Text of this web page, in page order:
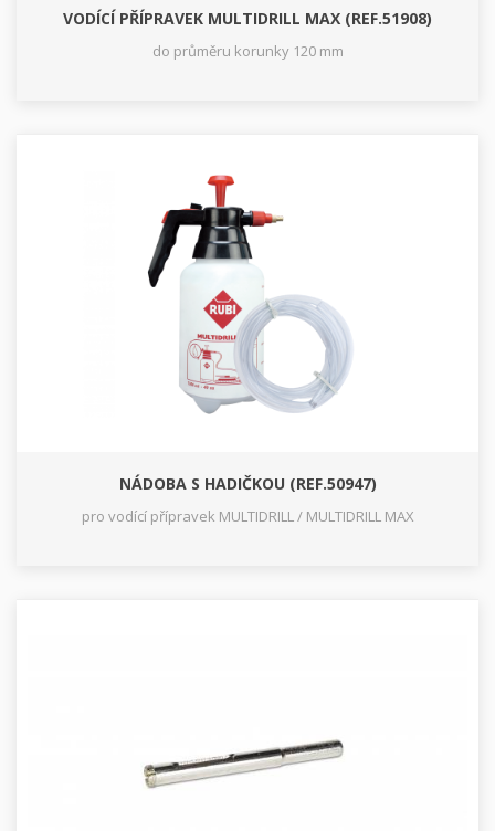
VODÍCÍ PŘÍPRAVEK MULTIDRILL MAX (REF.51908)
do průměru korunky 120 mm
NÁDOBA S HADIČKOU (REF.50947)
pro vodící přípravek MULTIDRILL / MULTIDRILL MAX